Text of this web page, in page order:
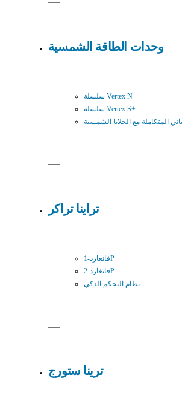
وحدات الطاقة الشمسية
سلسلة Vertex N
سلسلة Vertex S+
المتكاملة مع الخلايا الشمسية
تراينا تراكر
فانغارد-1P
فانغارد-2P
نظام التحكم الذكي
ترينا ستورج